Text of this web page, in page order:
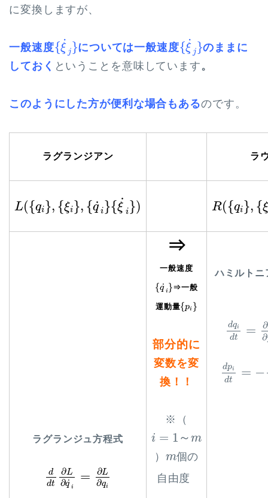
に変換しますが、
一般速度{˙
ξ j}
{ξ˙ }
については一般速度{˙
ξ j}
{ξ˙ }
のままに
しておく ということを意味しています 。
このようにした方が便利な場合もあるのです。
ラグランジアン ラ
L({qi}, {ξi}, {˙
q i}{˙
ξ i})
{ q ,{ i} q }{ ˙i )
R({qi}, {
({ q }, i}
ラグランジュ方程式
d
dt
∂L
∂˙
q i
= ∂L
∂qi
dd t∂L =∂
⇒
一般速度
{˙
q i}
{q˙ i} ⇒一般
運動量{pi }
{p }
部分的に
変数を変
換！！
※（
i = 1 ～ m
i= ～
） m
m個の
自由度
ハミルトニ
dqi
dt = ∂
∂
dq ∂
dpi
dt = −
dp